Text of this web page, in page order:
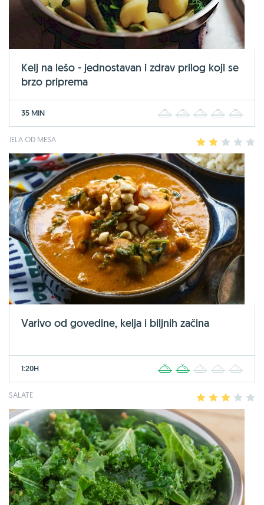
Kelj na lešo - jednostavan i zdrav prilog koji se
brzo priprema
35 MIN 2 3 4
JELA OD MESA 2 3 4
Varivo od govedine, kelja i biljnih začina
1:20H 2 3 4
SALATE 2 3 4